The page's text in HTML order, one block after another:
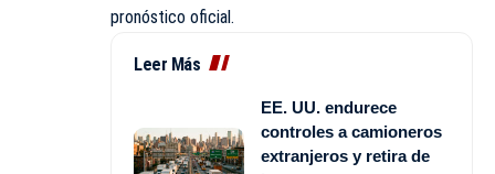
pronóstico oficial.
Leer Más
EE. UU. endurece
controles a camioneros
extranjeros y retira de